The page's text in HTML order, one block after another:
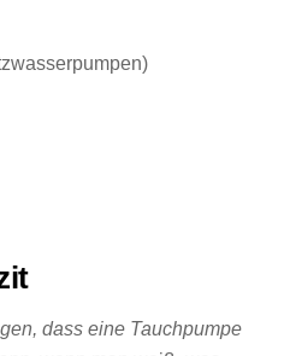
dass eine Tauchpumpe